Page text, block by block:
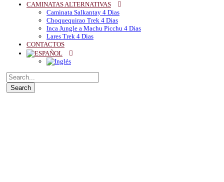
CAMINATAS ALTERNATIVAS
Caminata Salkantay 4 Dias
Choquequirao Trek 4 Dias
Inca Jungle a Machu Picchu 4 Dias
Lares Trek 4 Dias
CONTACTOS